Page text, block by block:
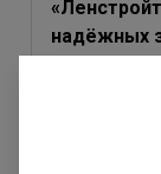
надёжных